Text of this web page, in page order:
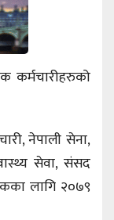
कर्मचारीहरुको
नेपाली सेना,
सेवा, संसद
लागि २०७९